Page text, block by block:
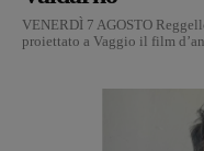
VENERDÌ 7 AGOSTO
proiettato a Vaggio il film